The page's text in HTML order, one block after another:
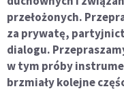
przełożonych.
za prywatę,
dialogu.
w tym próby
brzmiały kolejne